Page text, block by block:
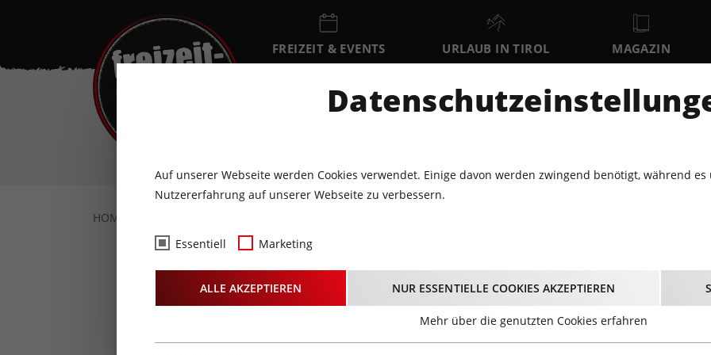
FREIZEIT & EVENTS URLAUB IN TIROL MAGAZIN
EVENTKALENDER
SO MO DI 12
HOME
Fotos- 6.
Tirol
Auf unserer Webseite werden Cookies verwendet. Einige davon werden zwingend benötigt, während
Nutzererfahrung auf unserer Webseite zu verbessern.
Essentiell Marketing
ALLE AKZEPTIEREN NUR ESSENTIELLE COOKIES AKZEPTIEREN
Mehr über die genutzten Cookies erfahren